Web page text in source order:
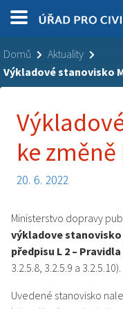
Domů
Aktuality
Výkladové stanovisko
ke
20. 6. 2022
Ministerstvo dopravy
výkladove stanovisko
předpisu L 2 –
3.2.5.8, 3.2.5.9 a 3.2.5.10).
Uvedené stanovisko